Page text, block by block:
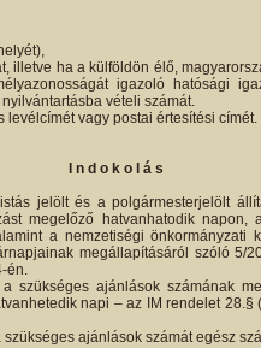
illetve ha a külföldön élő,
igazoló hatósági
vételi számát.
vagy postai értesítési címét.
I n d o k o l á s
jelölt és a polgármesterjelölt
megelőző hatvanhatodik napon,
a nemzetiségi önkormányzati
megállapításáról szóló 5/
én.
szükséges ajánlások számának
napi – az IM rendelet
ajánlások számát egész